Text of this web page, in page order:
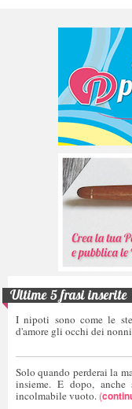
Ultime 5 frasi inserite
I nipoti sono come le
d'amore gli occhi dei
Solo quando perderai la
insieme. E dopo,
incolmabile vuoto. (